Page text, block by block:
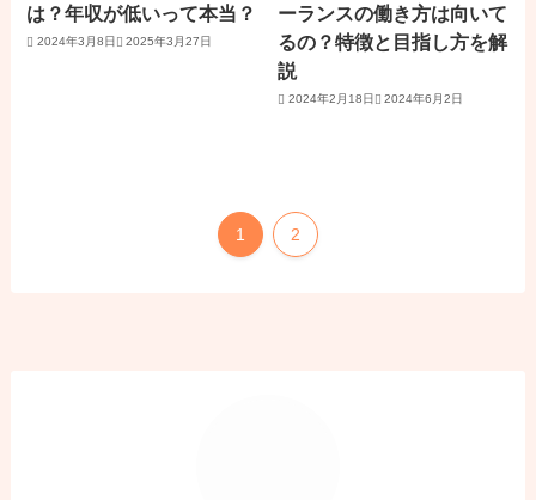
は？年収が低いって本当？
2024年3月8日 2025年3月27日
ーランスの働き方は向いて
るの？特徴と目指し方を解
説
2024年2月18日 2024年6月2日
1 2